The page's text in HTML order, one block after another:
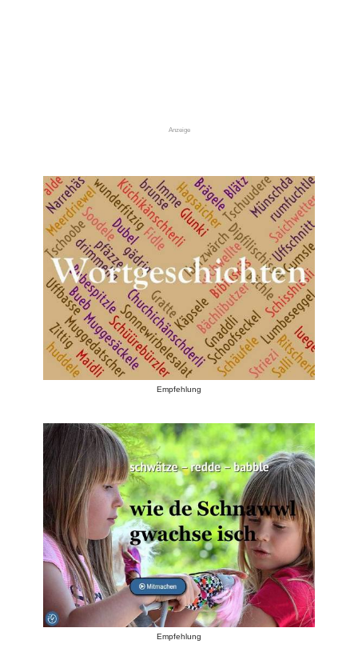
Anzeige
Empfehlung
Empfehlung